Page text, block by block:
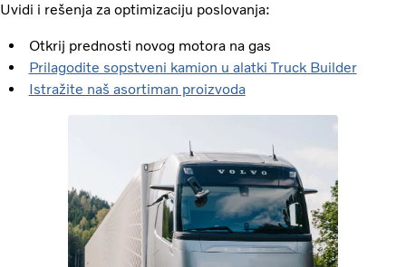
Uvidi i rešenja za optimizaciju poslovanja:
Otkrij prednosti novog motora na gas
Prilagodite sopstveni kamion u alatki Truck Builder
Istražite naš asortiman proizvoda